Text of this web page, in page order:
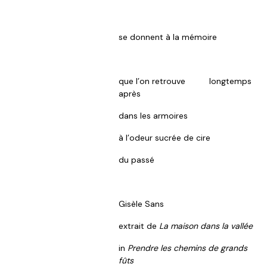
se donnent à la mémoire
que l’on retrouve longtemps
après
dans les armoires
à l’odeur sucrée de cire
du passé
Gisèle Sans
extrait de La maison dans la vallée
in Prendre les chemins de grands
fûts